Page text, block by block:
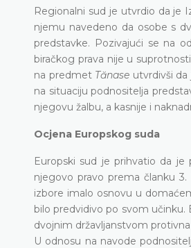
Regionalni sud je utvrdio da je
njemu navedeno da osobe s
predstavke. Pozivajući se na
biračkog prava nije u
na predmet Tănase utvrdivši
na situaciju podnositelja
njegovu žalbu, a kasnije i
Ocjena Europskog suda
Europski sud je prihvatio da je
njegovo pravo prema članku
izbore imalo osnovu u
bilo predvidivo po svom učinku.
dvojnim državljanstvom
U odnosu na navode